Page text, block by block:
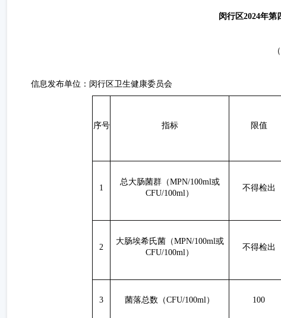
闵行区2024年第
（
信息发布单位：闵行区卫生健康委员会
序号 指标 限值
1
总大肠菌群（MPN/100ml或
CFU/100ml）
不得检出
2
大肠埃希氏菌（MPN/100ml或
CFU/100ml）
不得检出
3 菌落总数（CFU/100ml） 100